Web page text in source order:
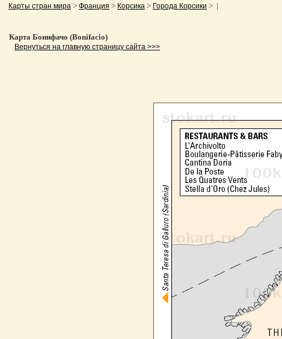
Карты стран мира > Франция > Корсика > Города Корсики > |
Карта Бонифачо (Bonifacio)
Вернуться на главную страницу сайта >>>